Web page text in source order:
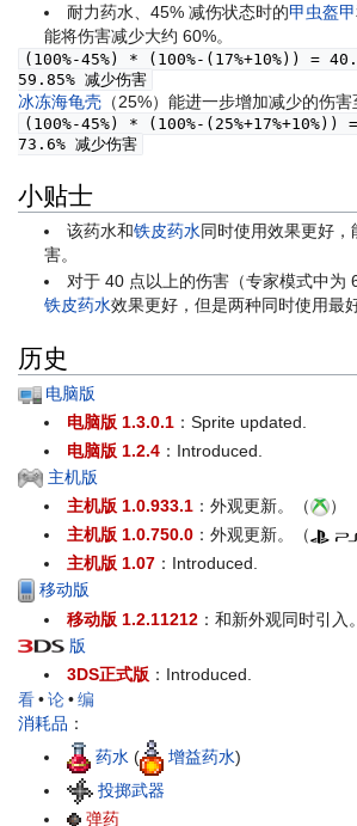
耐力药水、45% 减伤状态时的甲虫盔甲
能将伤害减少大约 60%。
(100%-45%) * (100%-(17%+10%)) =
59.85% 减少伤害
冰冻海龟壳 （25%）能进一步增加减少的伤
(100%-45%) * (100%-(25%+17%+10%))
73.6% 减少伤害
小贴士
该药水和铁皮药水同时使用效果更好
害。
对于 40 点以上的伤害（专家模式中为
铁皮药水效果更好，但是两种同时使用最好
历史
电脑版
电脑版 1.3.0.1 ：Sprite updated.
电脑版 1.2.4 ：Introduced.
主机版
主机版 1.0.933.1 ：外观更新。（
）
主机版 1.0.750.0 ：外观更新。（
主机版 1.07 ：Introduced.
移动版
移动版 1.2.11212 ：和新外观同时引入。
版
3DS正式版 ：Introduced.
看•论•编
消耗品 ：
药水 ( 增益药水)
投掷武器
弹药